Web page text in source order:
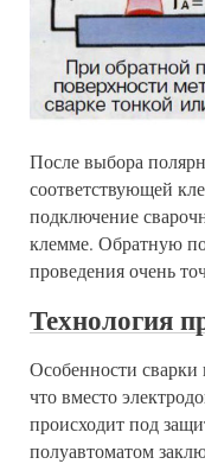
После выбора
соответствующей
подключение
клемме. Обратную
проведения очень
Технология
Особенности сварки
что вместо
происходит под
полуавтоматом